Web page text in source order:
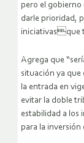
pero el
darle prioridad,
iniciativasque
Agrega que
situación ya que
la entrada en
evitar la doble
estabilidad a los
para la inversión